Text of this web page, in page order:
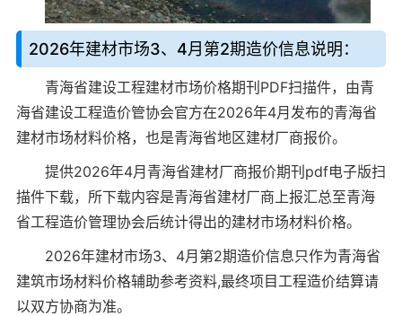
2026年建材市场3、4月第2期造价信息说明：
青海省建设工程建材市场价格期刊PDF扫描件，由青
海省建设工程造价管协会官方在2026年4月发布的青海省
建材市场材料价格，也是青海省地区建材厂商报价。
提供2026年4月青海省建材厂商报价期刊pdf电子版扫
描件下载，所下载内容是青海省建材厂商上报汇总至青海
省工程造价管理协会后统计得出的建材市场材料价格。
2026年建材市场3、4月第2期造价信息只作为青海省
建筑市场材料价格辅助参考资料,最终项目工程造价结算请
以双方协商为准。